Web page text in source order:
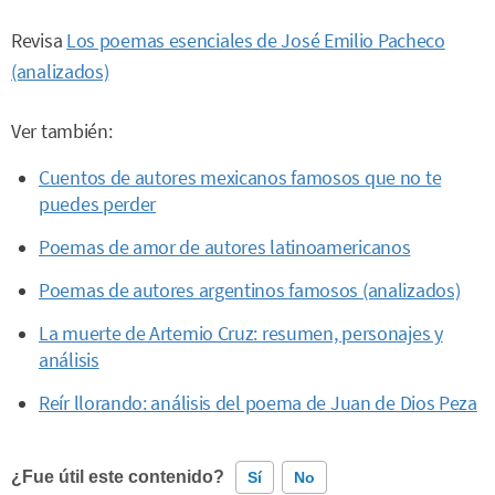
Revisa Los poemas esenciales de José Emilio Pacheco
(analizados)
Ver también:
Cuentos de autores mexicanos famosos que no te
puedes perder
Poemas de amor de autores latinoamericanos
Poemas de autores argentinos famosos (analizados)
La muerte de Artemio Cruz: resumen, personajes y
análisis
Reír llorando: análisis del poema de Juan de Dios Peza
¿Fue útil este contenido? Sí No